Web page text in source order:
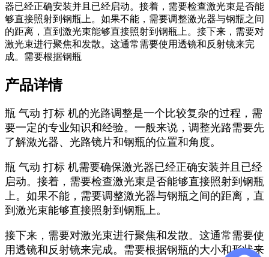
器已经正确安装并且已经启动。接着，需要检查激光束是否能
够直接照射到钢瓶上。如果不能，需要调整激光器与钢瓶之间
的距离，直到激光束能够直接照射到钢瓶上。接下来，需要对
激光束进行聚焦和发散。这通常需要使用透镜和反射镜来完
成。需要根据钢瓶
产品详情
瓶 气动 打标 机的光路调整是一个比较复杂的过程，需
要一定的专业知识和经验。一般来说，调整光路需要先
了解激光器、光路镜片和钢瓶的位置和角度。
瓶 气动 打标 机需要确保激光器已经正确安装并且已经
启动。接着，需要检查激光束是否能够直接照射到钢瓶
上。如果不能，需要调整激光器与钢瓶之间的距离，直
到激光束能够直接照射到钢瓶上。
接下来，需要对激光束进行聚焦和发散。这通常需要使
用透镜和反射镜来完成。需要根据钢瓶的大小和形状来